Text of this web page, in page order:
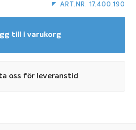
ART.NR. 17.400.190
till i varukorg
oss för leveranstid